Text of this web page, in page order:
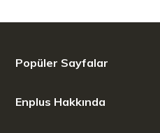
Popüler Sayfalar
Enplus Hakkında